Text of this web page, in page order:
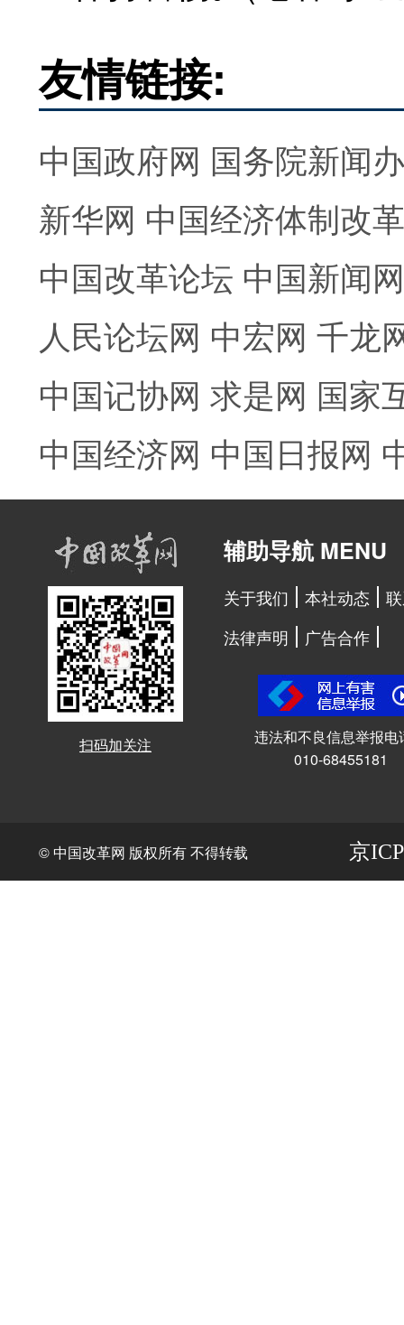
友情链接:
中国政府网 国务院新闻
新华网 中国经济体制改
中国改革论坛 中国新闻网
人民论坛网 中宏网 千龙
中国记协网 求是网 国家
中国经济网 中国日报网
扫码加关注
辅助导航 MENU
关于我们 本社动态
法律声明
广告合作
违法和不良信息举报电
010-68455181
© 中国改革网 版权所有 不得转载 京